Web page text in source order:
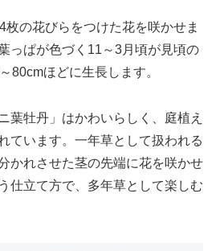
の花びらをつけた花を咲かせま
っぱが色づく11～3月頃が見頃の
80cmほどに生長します。
葉牡丹」はかわいらしく、庭植え
ています。一年草として扱われる
かれさせた茎の先端に花を咲かせ
仕立て方で、多年草として楽しむ